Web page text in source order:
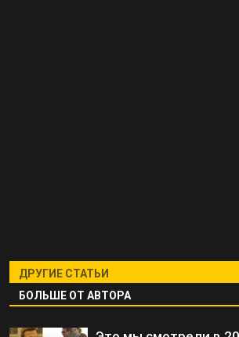
ДРУГИЕ СТАТЬИ
БОЛЬШЕ ОТ АВТОРА